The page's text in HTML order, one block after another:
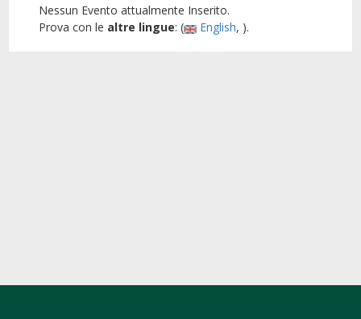
Nessun Evento attualmente Inserito.
Prova con le altre lingue: ( English, ).